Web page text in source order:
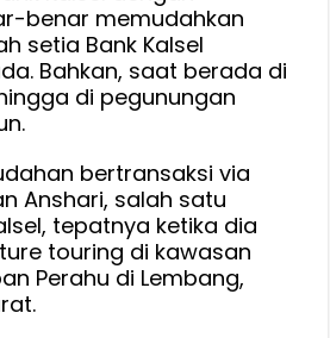
benar memudahkan
setia Bank Kalsel
Bahkan, saat berada di
di pegunungan
bertransaksi via
Anshari, salah satu
tepatnya ketika dia
touring di kawasan
Perahu di Lembang,